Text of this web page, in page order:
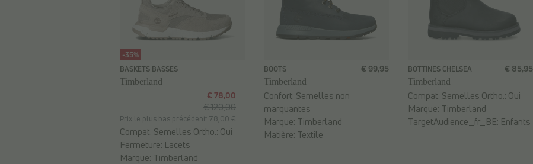
-35%
BASKETS BASSES
Timberland
Prix le plus bas précédent: 78,00 €
€ 120,00
€ 78,00
Compat. Semelles Ortho.: Oui
Fermeture: Lacets
Marque: Timberland
BOOTS
Timberland
€ 99,95
Confort: Semelles non
marquantes
Marque: Timberland
Matière: Textile
BOTTINES CHELSEA
Timberland
€ 85,95
Compat. Semelles Ortho.: Oui
Marque: Timberland
TargetAudience_fr_BE: Enfants